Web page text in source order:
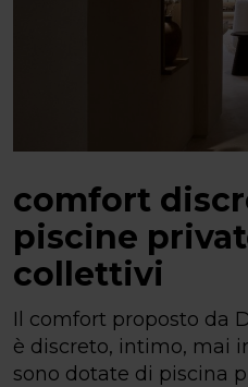
comfort
piscine
collettivi
Il comfort proposto da
è discreto, intimo, mai
sono dotate di piscina